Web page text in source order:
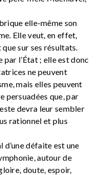
elle-même son
Elle veut, en effet,
sur ses résultats.
l’État ; elle est donc
ne peuvent
mais elles peuvent
persuadées que, par
devra leur sembler
rationnel et plus
défaite est une
autour de
doute, espoir,